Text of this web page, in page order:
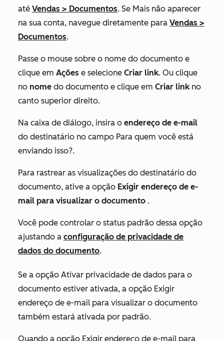
até Vendas > Documentos. Se Mais não aparecer
na sua conta, navegue diretamente para Vendas >
Documentos.
Passe o mouse sobre o nome do documento e
clique em Ações e selecione Criar link. Ou clique
no nome do documento e clique em Criar link no
canto superior direito.
Na caixa de diálogo, insira o endereço de e-mail
do destinatário no campo Para quem você está
enviando isso?.
Para rastrear as visualizações do destinatário do
documento, ative a opção Exigir endereço de e-
mail para visualizar o documento .
Você pode controlar o status padrão dessa opção
ajustando a configuração de privacidade de
dados do documento.
Se a opção Ativar privacidade de dados para o
documento estiver ativada, a opção Exigir
endereço de e-mail para visualizar o documento
também estará ativada por padrão.
Quando a opção Exigir endereço de e-mail para